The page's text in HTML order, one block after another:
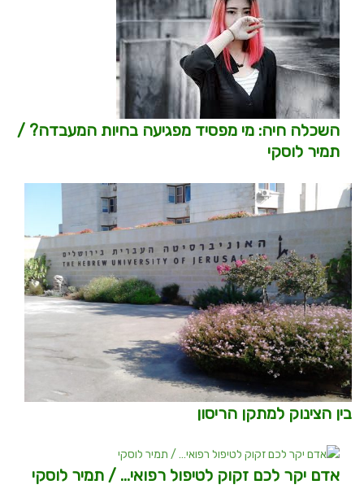
השכלה חיה: מי מפסיד מפגיעה בחיות המעבדה? /
תמיר לוסקי
בין הצינוק למתקן הריסון
אדם יקר לכם זקוק לטיפול רפואי… / תמיר לוסקי